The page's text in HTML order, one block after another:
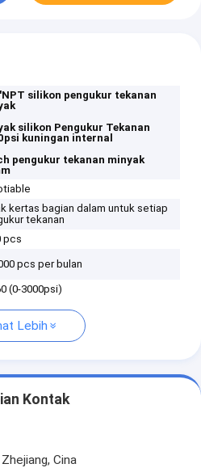
silikon pengukur tekanan
silikon Pengukur Tekanan
kuningan internal
pengukur tekanan minyak
kertas bagian dalam untuk setiap
tekanan
pcs
pcs per bulan
(0-3000psi)
Lebih
Kontak
Cina